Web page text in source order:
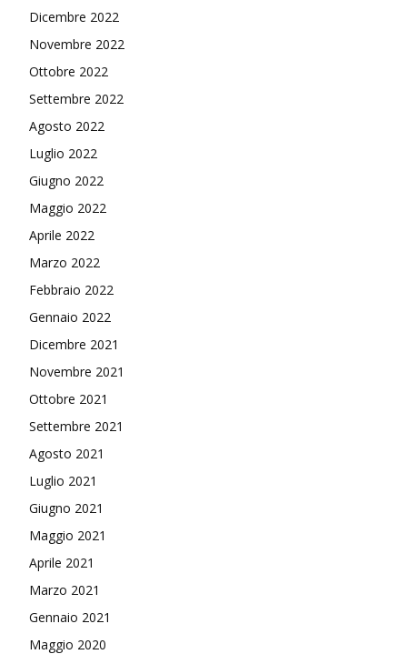
Dicembre 2022
Novembre 2022
Ottobre 2022
Settembre 2022
Agosto 2022
Luglio 2022
Giugno 2022
Maggio 2022
Aprile 2022
Marzo 2022
Febbraio 2022
Gennaio 2022
Dicembre 2021
Novembre 2021
Ottobre 2021
Settembre 2021
Agosto 2021
Luglio 2021
Giugno 2021
Maggio 2021
Aprile 2021
Marzo 2021
Gennaio 2021
Maggio 2020